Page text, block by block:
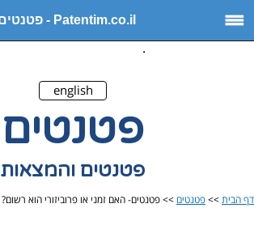
Patentim.co.il - פטנטים | פ...
פטנטים
פטנטים והמצאות
english
.
דף הבית >> פטנטים >> פטנטים- האם זמני או פרוביזורי הוא רשום?